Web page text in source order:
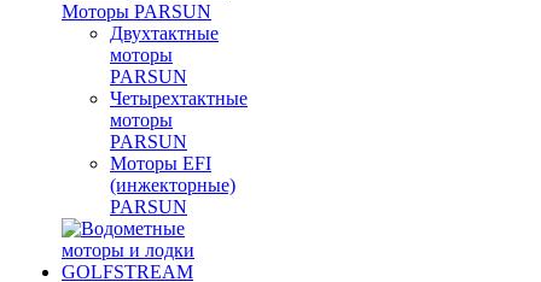
Моторы PARSUN
Двухтактные
моторы
PARSUN
Четырехтактные
моторы
PARSUN
Моторы EFI
(инжекторные)
PARSUN